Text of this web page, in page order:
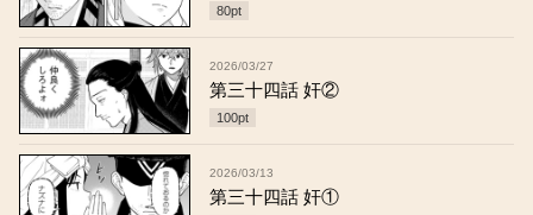
80pt
2026/03/27
第三十四話 奸②
100pt
2026/03/13
第三十四話 奸①